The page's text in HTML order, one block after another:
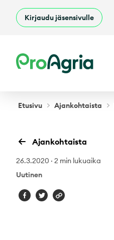
Kirjaudu jäsensivulle
ProAgria
Etusivu Ajankohtaista
Ajankohtaista
26.3.2020 · 2 min lukuaika
Uutinen